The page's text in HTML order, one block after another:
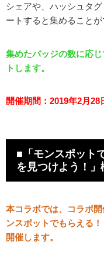
シェアや、ハッシュタ
ートすると集めることが
集めたバッジの数に応
トします。
開催期間：2019年2月
■「モンスポット
を見つけよう！」
本コラボでは、コラボ
ンスポットでもらえる
開催します。